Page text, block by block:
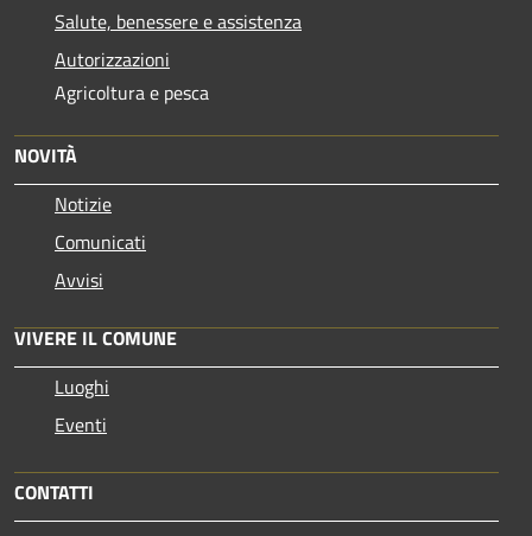
Salute, benessere e assistenza
Autorizzazioni
Agricoltura e pesca
NOVITÀ
Notizie
Comunicati
Avvisi
VIVERE IL COMUNE
Luoghi
Eventi
CONTATTI